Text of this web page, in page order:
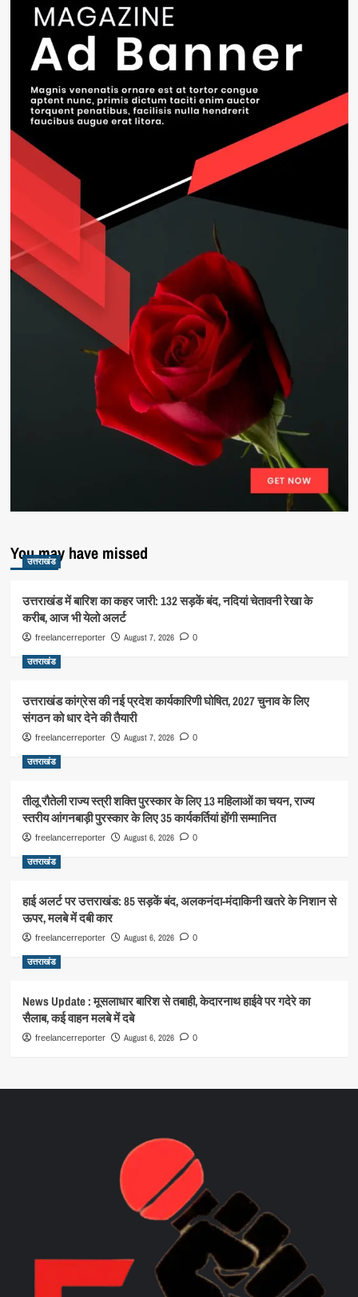
You may have missed
उत्तराखंड
उत्तराखंड में बारिश का कहर जारी: 132 सड़कें बंद, नदियां चेतावनी रेखा के
करीब, आज भी येलो अलर्ट
freelancerreporter August 7, 2026 0
उत्तराखंड
उत्तराखंड कांग्रेस की नई प्रदेश कार्यकारिणी घोषित, 2027 चुनाव के लिए
संगठन को धार देने की तैयारी
freelancerreporter August 7, 2026 0
उत्तराखंड
तीलू रौतेली राज्य स्त्री शक्ति पुरस्कार के लिए 13 महिलाओं का चयन, राज्य
स्तरीय आंगनबाड़ी पुरस्कार के लिए 35 कार्यकर्तियां होंगी सम्मानित
freelancerreporter August 6, 2026 0
उत्तराखंड
हाई अलर्ट पर उत्तराखंड: 85 सड़कें बंद, अलकनंदा-मंदाकिनी खतरे के निशान से
ऊपर, मलबे में दबी कार
freelancerreporter August 6, 2026 0
उत्तराखंड
News Update : मूसलाधार बारिश से तबाही, केदारनाथ हाईवे पर गदेरे का
सैलाब, कई वाहन मलबे में दबे
freelancerreporter August 6, 2026 0